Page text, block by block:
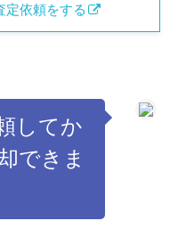
定依頼をする
してか
できま